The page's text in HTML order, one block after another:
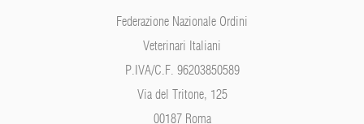
Federazione Nazionale Ordini
Veterinari Italiani
P.IVA/C.F. 96203850589
Via del Tritone, 125
00187 Roma